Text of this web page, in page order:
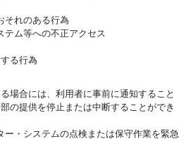
それのある行為
テム等への不正アクセス
る行為
場合には、利用者に事前に通知すること
の提供を停止または中断することができ
・システムの点検または保守作業を緊急